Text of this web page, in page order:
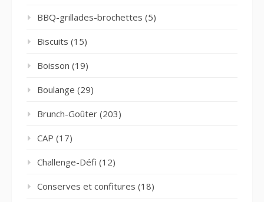
BBQ-grillades-brochettes (5)
Biscuits (15)
Boisson (19)
Boulange (29)
Brunch-Goûter (203)
CAP (17)
Challenge-Défi (12)
Conserves et confitures (18)